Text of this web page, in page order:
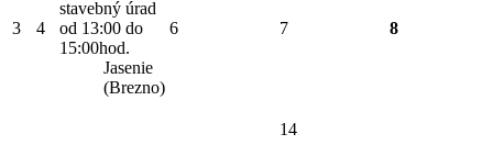
3 4
stavebný úrad
od 13:00 do
15:00hod.
Jasenie
(Brezno)
6 7 8
14